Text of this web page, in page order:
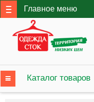
Главное меню
Каталог товаров